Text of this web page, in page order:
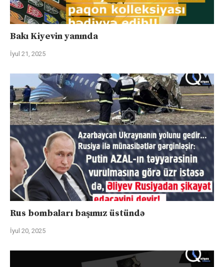
Bakı Kiyevin yanında
İyul 21, 2025
Rus bombaları başımız üstündə
İyul 20, 2025